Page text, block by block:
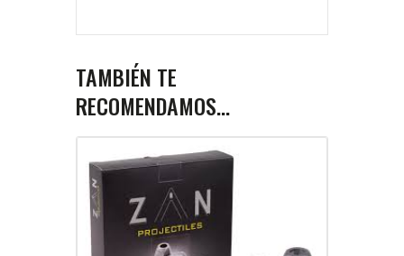
TAMBIÉN TE
RECOMENDAMOS…